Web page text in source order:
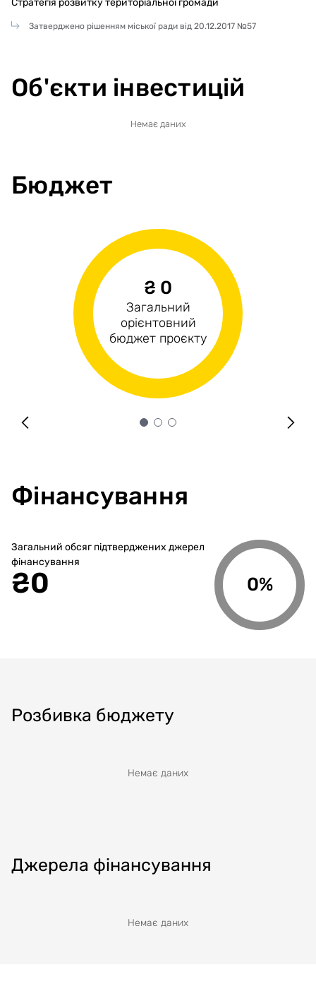
Затверджено рішенням міської ради від 20.12.2017 №57
Об'єкти інвестицій
Немає даних
Бюджет
₴ 0
Загальний
орієнтовний
бюджет проєкту
н/д
Капітальні витрати
н/д
Операційні
витрати
Фінансування
Загальний обсяг підтверджених джерел
фінансування
₴0 0%
Розбивка бюджету
Немає даних
Джерела фінансування
Немає даних